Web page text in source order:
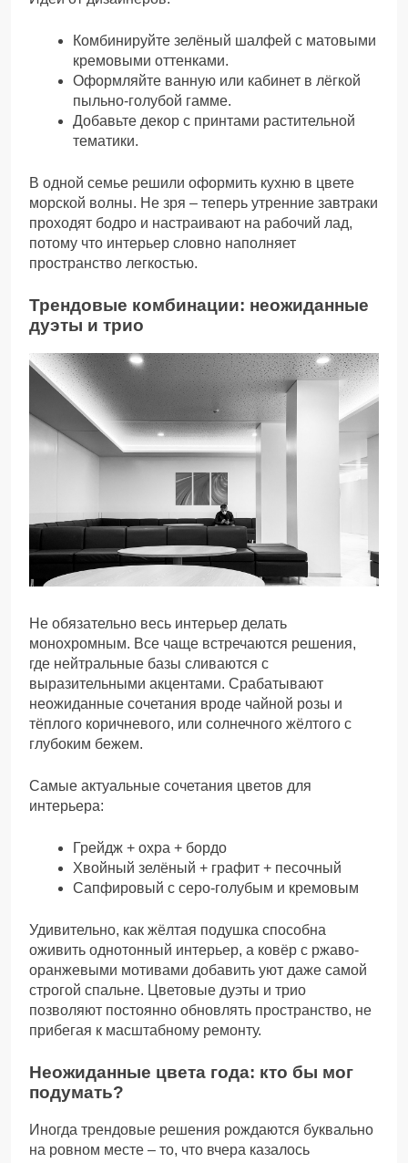
Комбинируйте зелёный шалфей с матовыми
кремовыми оттенками.
Оформляйте ванную или кабинет в лёгкой
пыльно-голубой гамме.
Добавьте декор с принтами растительной
тематики.
В одной семье решили оформить кухню в цвете
морской волны. Не зря – теперь утренние завтраки
проходят бодро и настраивают на рабочий лад,
потому что интерьер словно наполняет
пространство легкостью.
Трендовые комбинации: неожиданные
дуэты и трио
Не обязательно весь интерьер делать
монохромным. Все чаще встречаются решения,
где нейтральные базы сливаются с
выразительными акцентами. Срабатывают
неожиданные сочетания вроде чайной розы и
тёплого коричневого, или солнечного жёлтого с
глубоким бежем.
Самые актуальные сочетания цветов для
интерьера:
Грейдж + охра + бордо
Хвойный зелёный + графит + песочный
Сапфировый с серо-голубым и кремовым
Удивительно, как жёлтая подушка способна
оживить однотонный интерьер, а ковёр с ржаво-
оранжевыми мотивами добавить уют даже самой
строгой спальне. Цветовые дуэты и трио
позволяют постоянно обновлять пространство, не
прибегая к масштабному ремонту.
Неожиданные цвета года: кто бы мог
подумать?
Иногда трендовые решения рождаются буквально
на ровном месте – то, что вчера казалось